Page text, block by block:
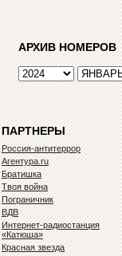
АРХИВ НОМЕРОВ
ПАРТНЕРЫ
Россия-антитеррор
Агентура.ru
Братишка
Твоя война
Пограничник
ВДВ
Интернет-радиостанция
«Катюша»
Красная звезда